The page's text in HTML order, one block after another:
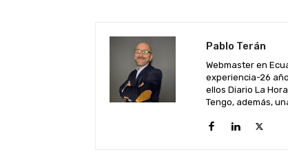
Pablo Terán
Webmaster en
experiencia-26
ellos Diario La
Tengo, además,